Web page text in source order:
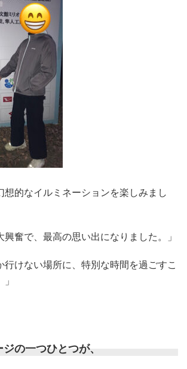
想的なイルミネーションを楽しみまし
興奮で、最高の思い出になりました。」
行けない場所に、特別な時間を過ごすこ
の一つひとつが、